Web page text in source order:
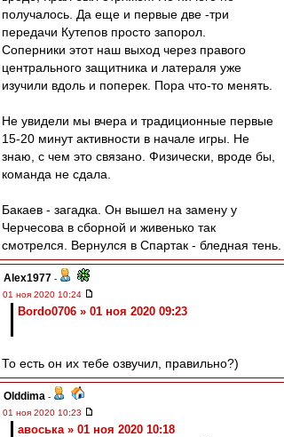
получалось. Да еще и первые две -три
передачи Кутепов просто запорол.
Соперники этот наш выход через правого
центрального защитника и латераля уже
изучили вдоль и поперек. Пора что-то менять.
Не увидели мы вчера и традиционные первые
15-20 минут активности в начале игры. Не
знаю, с чем это связано. Физически, вроде бы,
команда не сдала.
Бакаев - загадка. Он вышел на замену у
Черчесова в сборной и живенько так
смотрелся. Вернулся в Спартак - бледная тень.
Alex1977 -
01 ноя 2020 10:24
Bordo0706 » 01 ноя 2020 09:23
То есть он их тебе озвучил, правильно?)
Olddima -
01 ноя 2020 10:23
авоська » 01 ноя 2020 10:18